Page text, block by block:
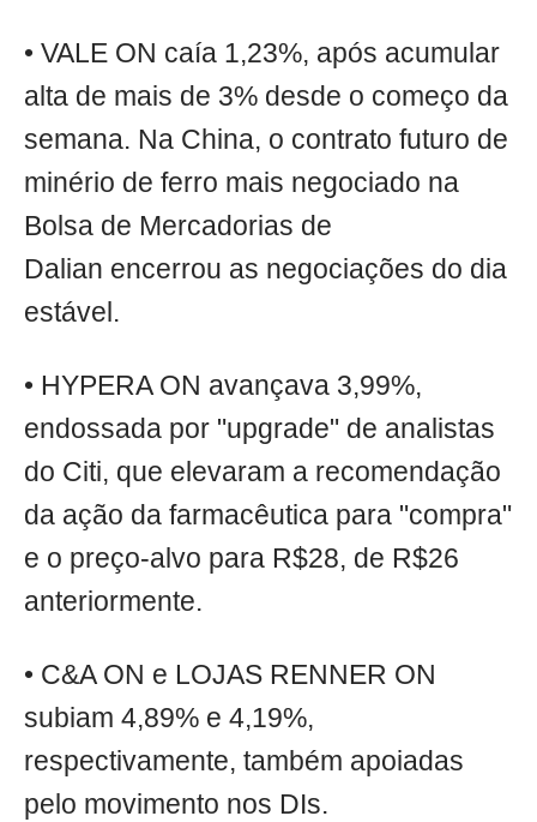
• VALE ON caía 1,23%, após acumular
alta de mais de 3% desde o começo da
semana. Na China, o contrato futuro de
minério de ferro mais negociado na
Bolsa de Mercadorias de
Dalian encerrou as negociações do dia
estável.
• HYPERA ON avançava 3,99%,
endossada por "upgrade" de analistas
do Citi, que elevaram a recomendação
da ação da farmacêutica para "compra"
e o preço-alvo para R$28, de R$26
anteriormente.
• C&A ON e LOJAS RENNER ON
subiam 4,89% e 4,19%,
respectivamente, também apoiadas
pelo movimento nos DIs.